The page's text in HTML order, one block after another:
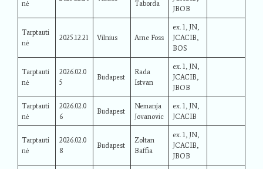
nė
Taborda
JBOB
Tarptauti
nė
2025.12.21 Vilnius Arne Foss
ex. 1, JN,
JCACIB,
BOS
Tarptauti
nė
2026.02.0
5
Budapest
Rada
Istvan
ex. 1, JN,
JCACIB,
JBOB
Tarptauti
nė
2026.02.0
6
Budapest
Nemanja
Jovanovic
ex. 1, JN,
JCACIB
Tarptauti
nė
2026.02.0
8
Budapest
Zoltan
Baffia
ex. 1, JN,
JCACIB,
JBOB